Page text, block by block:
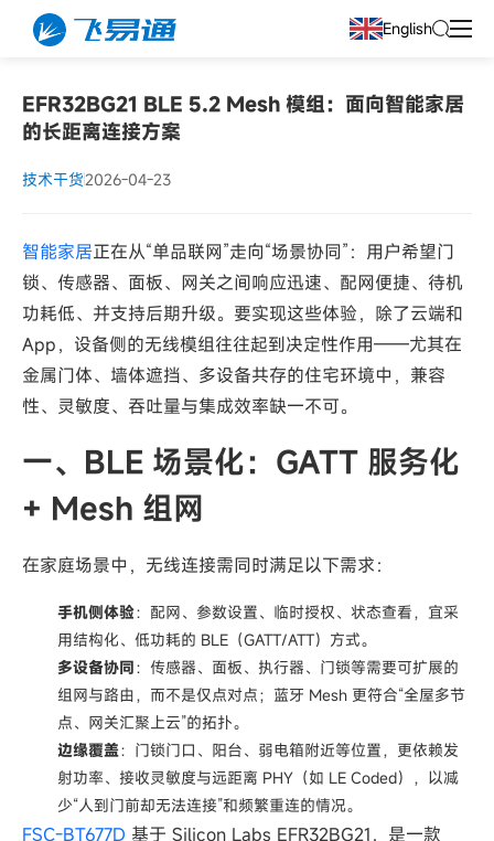
English
EFR32BG21 BLE 5.2 Mesh 模组：面向智能家居
的长距离连接方案
技术干货2026-04-23
智能家居正在从“单品联网”走向“场景协同”：用户希望门
锁、传感器、面板、网关之间响应迅速、配网便捷、待机
功耗低、并支持后期升级。要实现这些体验，除了云端和
App，设备侧的无线模组往往起到决定性作用——尤其在
金属门体、墙体遮挡、多设备共存的住宅环境中，兼容
性、灵敏度、吞吐量与集成效率缺一不可。
一、BLE 场景化：GATT 服务化
+ Mesh 组网
在家庭场景中，无线连接需同时满足以下需求：
手机侧体验：配网、参数设置、临时授权、状态查看，宜采
用结构化、低功耗的 BLE（GATT/ATT）方式。
多设备协同：传感器、面板、执行器、门锁等需要可扩展的
组网与路由，而不是仅点对点；蓝牙 Mesh 更符合“全屋多节
点、网关汇聚上云”的拓扑。
边缘覆盖：门锁门口、阳台、弱电箱附近等位置，更依赖发
射功率、接收灵敏度与远距离 PHY（如 LE Coded），以减
少“人到门前却无法连接”和频繁重连的情况。
FSC‑BT677D 基于 Silicon Labs EFR32BG21，是一款